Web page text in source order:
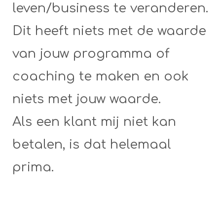
leven/business te veranderen.
Dit heeft niets met de waarde
van jouw programma of
coaching te maken en ook
niets met jouw waarde.
Als een klant mij niet kan
betalen, is dat helemaal
prima.